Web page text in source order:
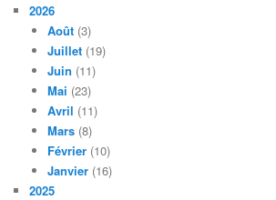
2026
Août (3)
Juillet (19)
Juin (11)
Mai (23)
Avril (11)
Mars (8)
Février (10)
Janvier (16)
2025